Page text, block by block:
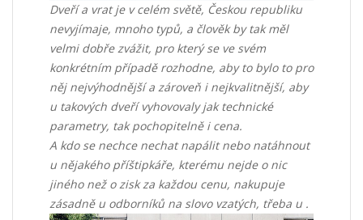
Dveří a vrat je v celém světě, Českou republiku
nevyjímaje, mnoho typů, a člověk by tak měl
velmi dobře zvážit, pro který se ve svém
konkrétním případě rozhodne, aby to bylo to pro
něj nejvýhodnější a zároveň i nejkvalitnější, aby
u takových dveří vyhovovaly jak technické
parametry, tak pochopitelně i cena.
A kdo se nechce nechat napálit nebo natáhnout
u nějakého příštipkáře, kterému nejde o nic
jiného než o zisk za každou cenu, nakupuje
zásadně u odborníků na slovo vzatých, třeba u .